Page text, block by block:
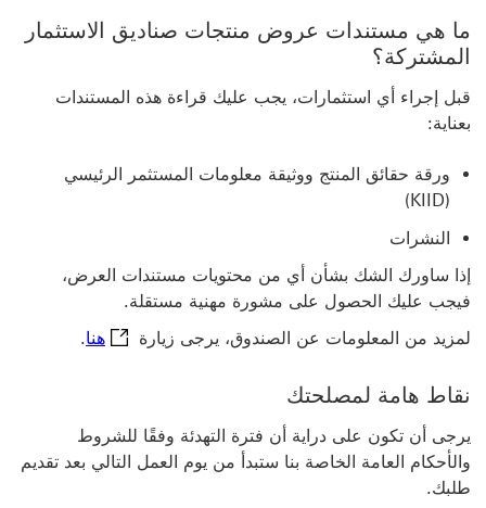
ما هي مستندات عروض منتجات صناديق الاستثمار
المشتركة؟
قبل إجراء أي استثمارات، يجب عليك قراءة هذه المستندات
بعناية:
ورقة حقائق المنتج ووثيقة معلومات المستثمر الرئيسي
(KIID)
النشرات
إذا ساورك الشك بشأن أي من محتويات مستندات العرض،
فيجب عليك الحصول على مشورة مهنية مستقلة.
لمزيد من المعلومات عن الصندوق، يرجى زيارة
هنا.
نقاط هامة لمصلحتك
يرجى أن تكون على دراية أن فترة التهدئة وفقًا للشروط
والأحكام العامة الخاصة بنا ستبدأ من يوم العمل التالي بعد تقديم
طلبك.